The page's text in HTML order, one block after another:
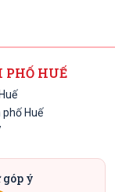
PHỐ HUẾ
Huế
góp ý